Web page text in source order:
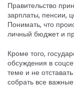
Правительство
зарплаты, пенсии,
Понимать, что
личный бюджет и
Кроме того,
обсуждения в
теме и не
собрать все